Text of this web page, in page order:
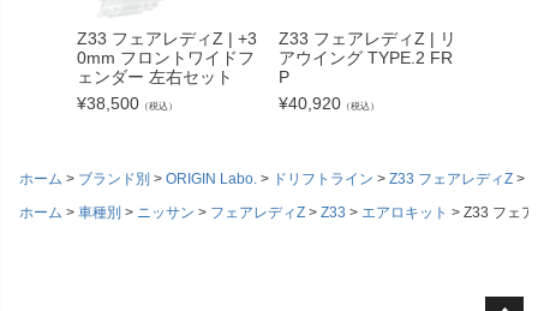
Z33 フェアレディZ | +3
0mm フロントワイドフ
ェンダー 左右セット
¥38,500 （税込）
Z33 フェアレディZ | リ
アウイング TYPE.2 FR
P
¥40,920 （税込）
ホーム ブランド別 ORIGIN Labo. ドリフトライン Z33 フェアレディZ
ホーム
車種別 ニッサン フェアレディZ Z33 エアロキット Z33 フェ